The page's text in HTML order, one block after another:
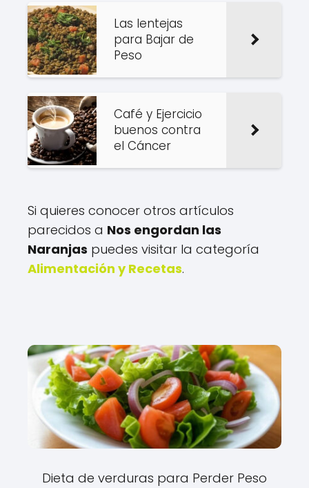
Las lentejas
para Bajar de
Peso
Café y Ejercicio
buenos contra
el Cáncer
Si quieres conocer otros artículos
parecidos a Nos engordan las
Naranjas puedes visitar la categoría
Alimentación y Recetas.
Dieta de verduras para Perder Peso